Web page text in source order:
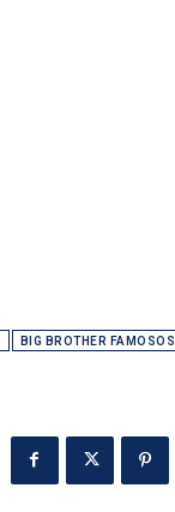
BIG BROTHER FAMOSOS